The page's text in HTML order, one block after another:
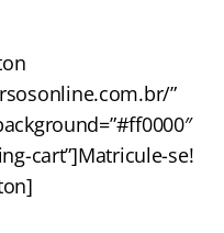
”
cart”]Matricule-se!